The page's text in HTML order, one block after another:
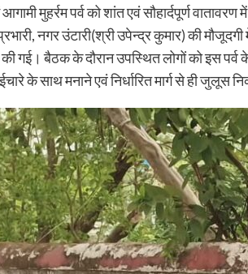
आगामी मुहर्रम पर्व को शांत एवं सौहार्दपूर्ण
नगर उंटारी(श्री उपेन्द्र कुमार) की
बैठक के दौरान उपस्थित लोगों को इस पर्व के
के साथ मनाने एवं निर्धारित मार्ग से ही